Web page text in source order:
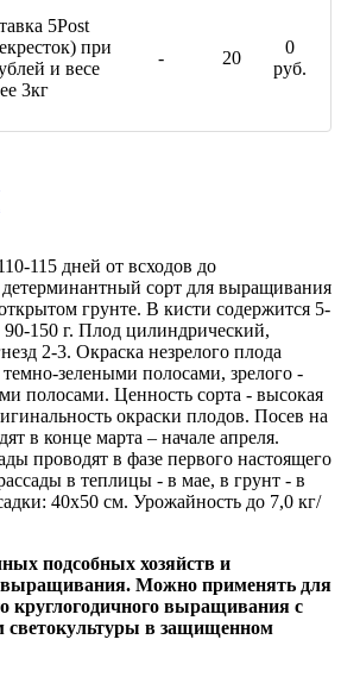
5Post
при
и весе
3кг
- 20
0
руб.
115 дней от всходов до
сорт для выращивания
грунте. В кисти содержится 5-
150 г. Плод цилиндрический,
2-3. Окраска незрелого плода
темно-зелеными полосами, зрелого -
полосами. Ценность сорта - высокая
окраски плодов. Посев на
в конце марта – начале апреля.
проводят в фазе первого настоящего
в теплицы - в мае, в грунт - в
40х50 см. Урожайность до 7,0 кг/
подсобных хозяйств и
выращивания. Можно применять для
круглогодичного выращивания с
светокультуры в защищенном